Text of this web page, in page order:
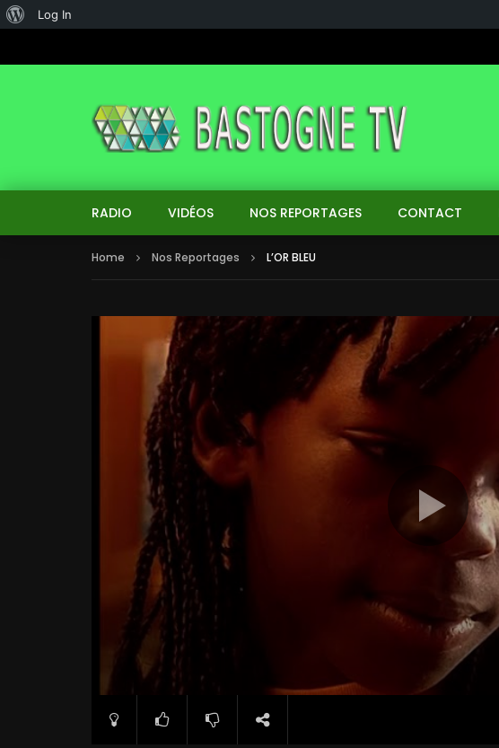
About
Log In
RADIO VIDÉOS NOS REPORTAGES CONTACT
Home Nos Reportages L’OR BLEU